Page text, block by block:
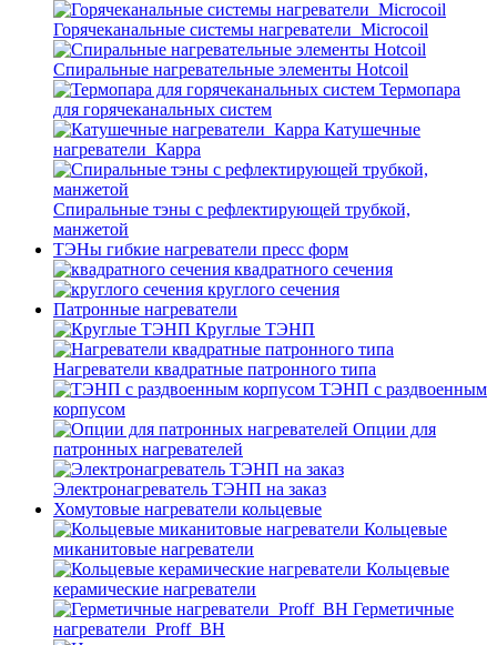
Горячеканальные системы нагреватели_Microcoil
Спиральные нагревательные элементы Hotcoil
Термопара
для горячеканальных систем
Катушечные
нагреватели_Карра
Спиральные тэны с рефлектирующей трубкой,
манжетой
ТЭНы гибкие нагреватели пресс форм
квадратного сечения
круглого сечения
Патронные нагреватели
Круглые ТЭНП
Нагреватели квадратные патронного типа
ТЭНП с раздвоенным
корпусом
Опции для
патронных нагревателей
Электронагреватель ТЭНП на заказ
Хомутовые нагреватели кольцевые
Кольцевые
миканитовые нагреватели
Кольцевые
керамические нагреватели
Герметичные
нагреватели_Proff_BH